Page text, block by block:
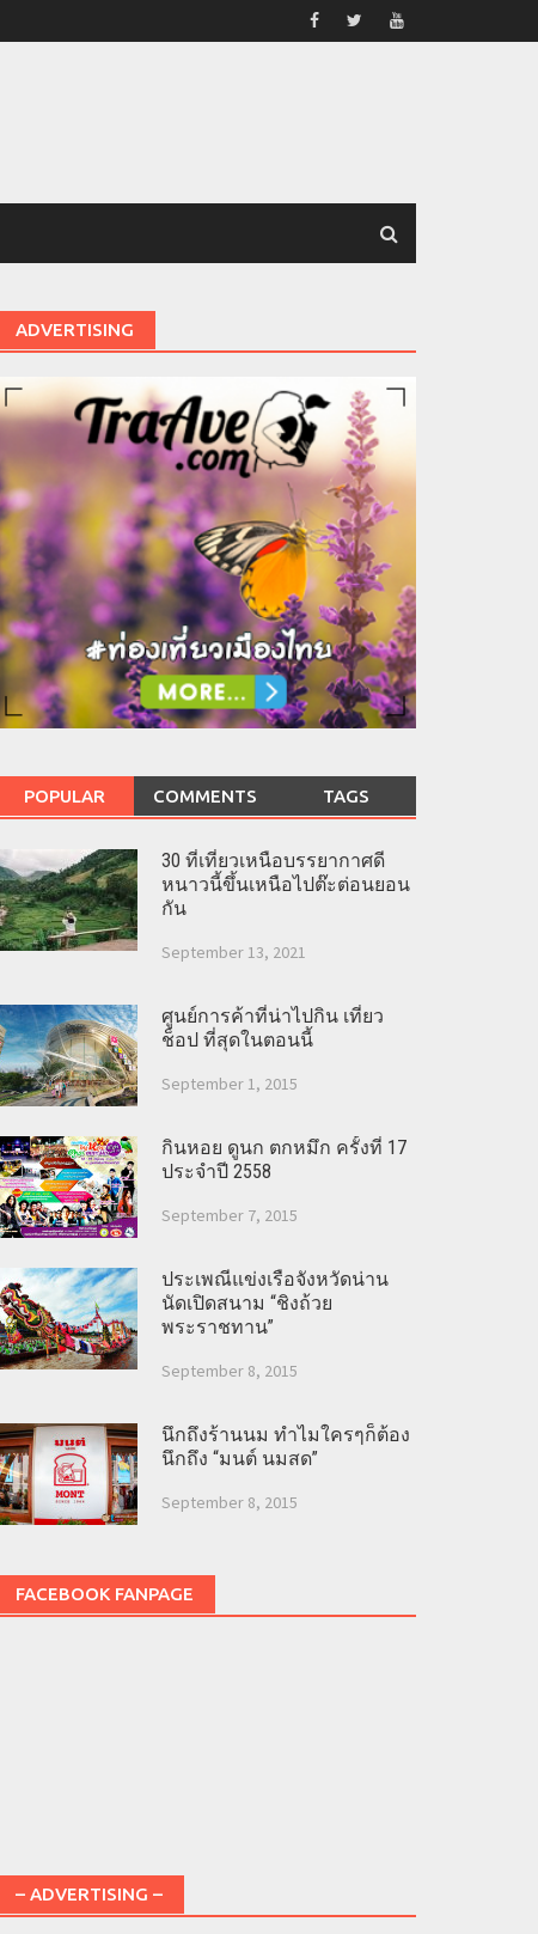
ADVERTISING
POPULAR COMMENTS TAGS
30 ที่เที่ยวเหนือบรรยากาศดี
หนาวนี้ขึ้นเหนือไปต๊ะต่อนยอน
กัน
September 13, 2021
ศูนย์การค้าที่น่าไปกิน เที่ยว
ช็อป ที่สุดในตอนนี้
September 1, 2015
กินหอย ดูนก ตกหมึก ครั้งที่ 17
ประจำปี 2558
September 7, 2015
ประเพณีแข่งเรือจังหวัดน่าน
นัดเปิดสนาม “ชิงถ้วย
พระราชทาน”
September 8, 2015
นึกถึงร้านนม ทำไมใครๆก็ต้อง
นึกถึง “มนต์ นมสด”
September 8, 2015
FACEBOOK FANPAGE
– ADVERTISING –